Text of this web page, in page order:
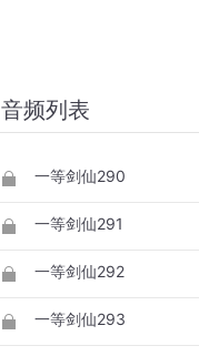
音频列表
一等剑仙290
一等剑仙291
一等剑仙292
一等剑仙293